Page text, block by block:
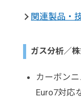
関連製品・
ガス分析／
カーボン
Euro7対応